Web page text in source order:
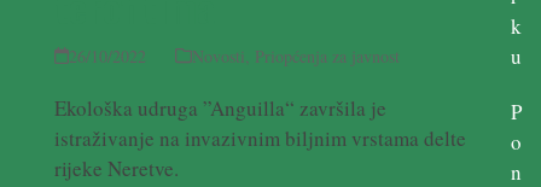
26/10/2022 Novosti Priopćenja za javnost
Ekološka udruga ”Anguilla“ završila je
istraživanje na invazivnim biljnim vrstama delte
rijeke Neretve.
k
u
P
o
n